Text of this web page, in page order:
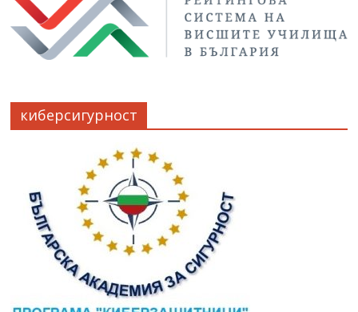
киберсигурност